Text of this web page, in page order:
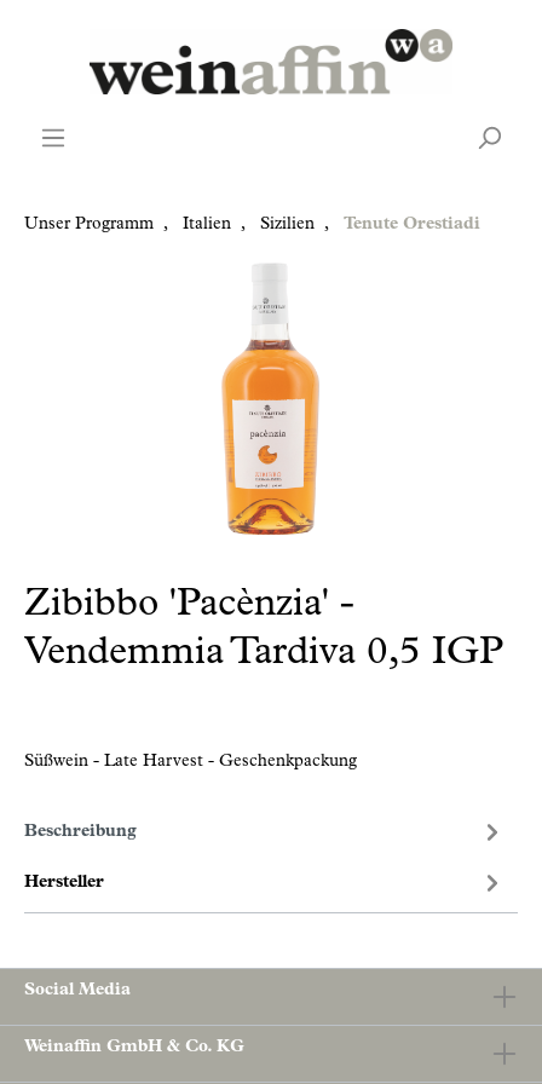
Unser Programm , Italien , Sizilien , Tenute Orestiadi
Zibibbo 'Pacènzia' -
Vendemmia Tardiva 0,5 IGP
Süßwein - Late Harvest - Geschenkpackung
Beschreibung
Hersteller
Social Media
Weinaffin GmbH & Co. KG